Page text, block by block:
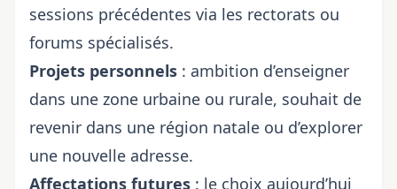
sessions précédentes via les rectorats ou
forums spécialisés.
Projets personnels : ambition d’enseigner
dans une zone urbaine ou rurale, souhait de
revenir dans une région natale ou d’explorer
une nouvelle adresse.
Affectations futures : le choix aujourd’hui